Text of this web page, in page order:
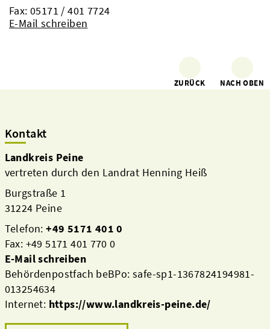
Fax: 05171 / 401 7724
E-Mail schreiben
ZURÜCK NACH OBEN
Kontakt
Landkreis Peine
vertreten durch den Landrat Henning Heiß
Burgstraße 1
31224 Peine
Telefon:+49 5171 401 0
Fax: +49 5171 401 770 0
E-Mail schreiben
Behördenpostfach beBPo: safe-sp1-1367824194981-
013254634
Internet: https://www.landkreis-peine.de/